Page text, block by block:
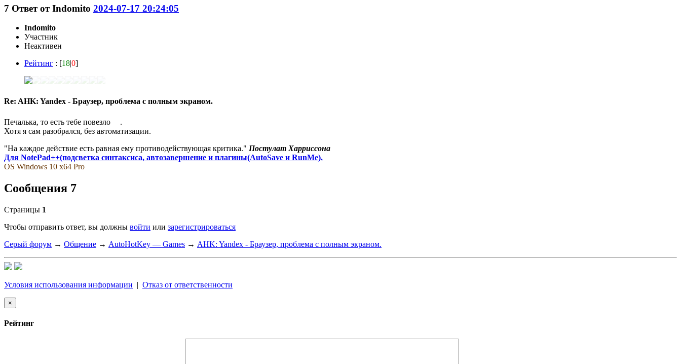
7 Ответ отIndomito 2024-07-17 20:24:05
Indomito
Участник
Неактивен
Рейтинг : [18|0]
Re: AHK: Yandex - Браузер, проблема с полным экраном.
Печалька, то есть тебе повезло
.
Хотя я сам разобрался, без автоматизации.
"На каждое действие есть равная ему противодействующая критика." Постулат Харриссона
Для NotePad++(подсветка синтаксиса, автозавершение и плагины(AutoSave и RunMe).
OS Windows 10 x64 Pro
Сообщения 7
Страницы 1
Чтобы отправить ответ, вы должны войти или зарегистрироваться
Серый форум → Общение → AutoHotKey — Games → AHK: Yandex - Браузер, проблема с полным экраном.
Условия использования информации | Отказ от ответственности
×
Рейтинг